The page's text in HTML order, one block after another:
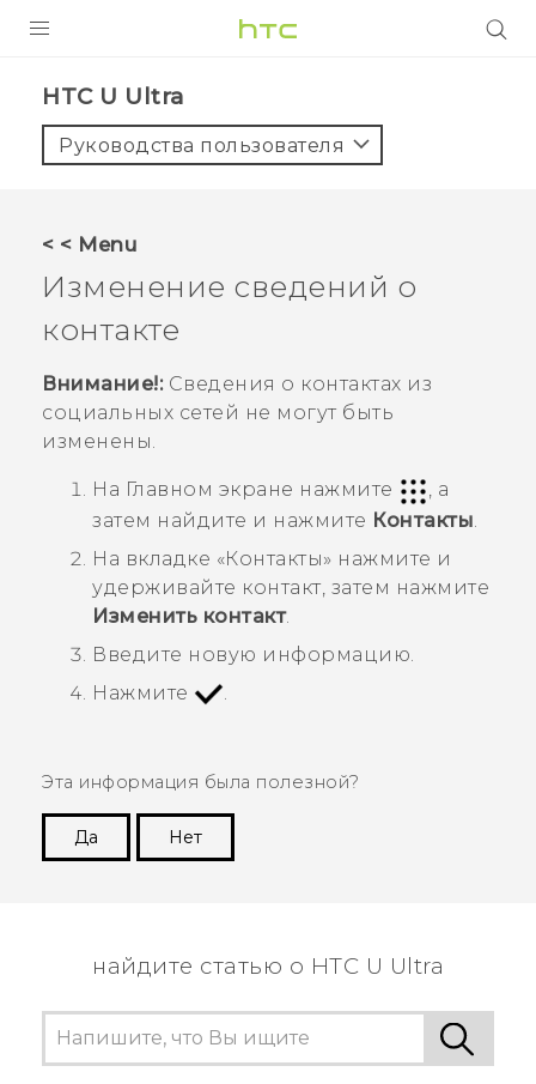
5G
VIVERSE
ПОДДЕРЖКА
HTC U Ultra‎
Руководства пользователя
< < Menu
Изменение сведений о
контакте
Внимание!:Сведения о контактах из
социальных сетей не могут быть
изменены.
На Главном экране нажмите
, а
затем найдите и нажмите Контакты
На вкладке «Контакты» нажмите и
удерживайте контакт, затем нажмите
Изменить контакт.
Введите новую информацию.
Нажмите
Эта информация была полезной?
Да
Нет
найдите статью о HTC U Ultra